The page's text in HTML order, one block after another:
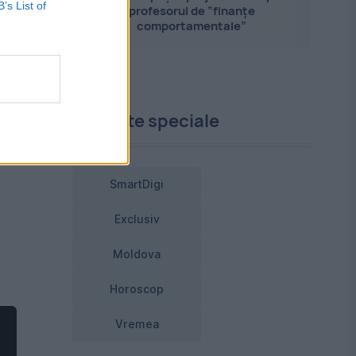
List of
profesorul de ”finanțe
comportamentale”
Proiecte speciale
SmartDigi
Exclusiv
Moldova
Horoscop
Vremea